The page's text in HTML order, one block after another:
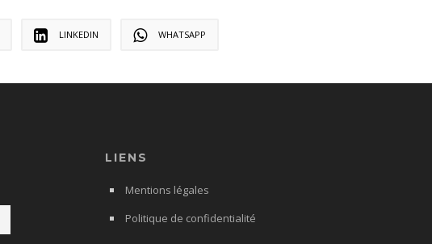
LINKEDIN WHATSAPP
LIENS
Mentions légales
Politique de confidentialité